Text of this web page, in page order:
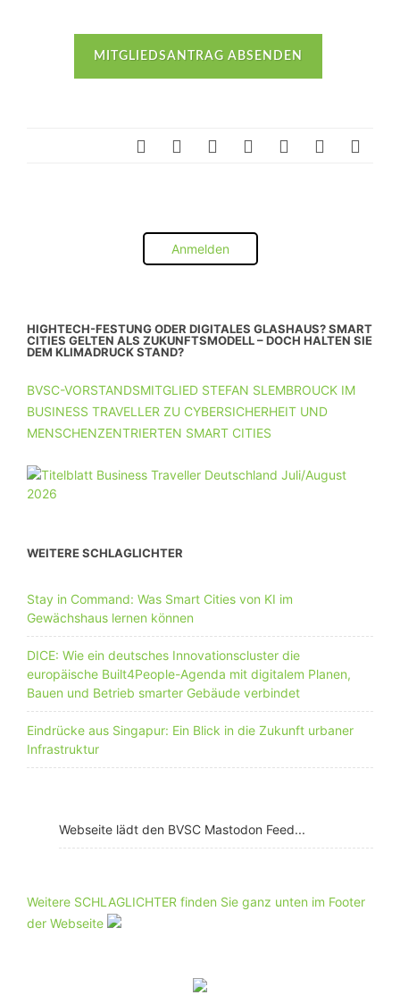
Anmelden
HIGHTECH-FESTUNG ODER DIGITALES GLASHAUS? SMART
CITIES GELTEN ALS ZUKUNFTSMODELL – DOCH HALTEN SIE
DEM KLIMADRUCK STAND?
BVSC-VORSTANDSMITGLIED STEFAN SLEMBROUCK IM
BUSINESS TRAVELLER ZU CYBERSICHERHEIT UND
MENSCHENZENTRIERTEN SMART CITIES
WEITERE SCHLAGLICHTER
Stay in Command: Was Smart Cities von KI im
Gewächshaus lernen können
DICE: Wie ein deutsches Innovationscluster die
europäische Built4People-Agenda mit digitalem Planen,
Bauen und Betrieb smarter Gebäude verbindet
Eindrücke aus Singapur: Ein Blick in die Zukunft urbaner
Infrastruktur
Webseite lädt den BVSC Mastodon Feed...
Weitere SCHLAGLICHTER finden Sie ganz unten im Footer
der Webseite